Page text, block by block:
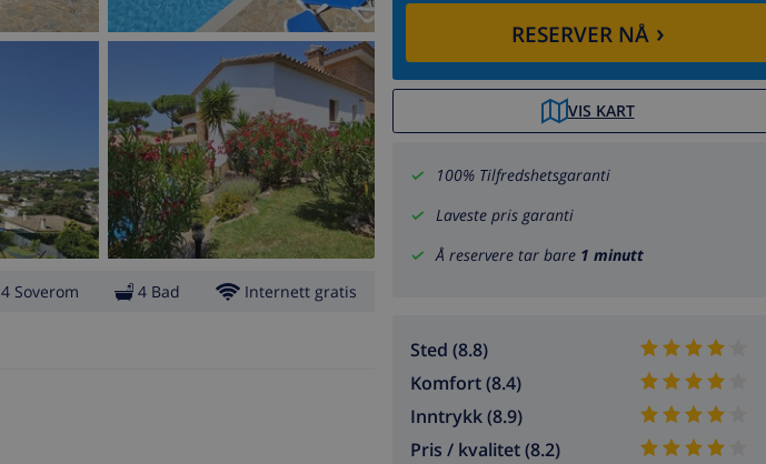
RESERVER NÅ›
VIS KART
100% Tilfredshetsgaranti
Laveste pris garanti
Å reservere tar bare 1 minutt
Sted (8.8)
Komfort (8.4)
Inntrykk (8.9)
Pris / kvalitet (8.2)
4 Soverom 4 Bad Internett gratis